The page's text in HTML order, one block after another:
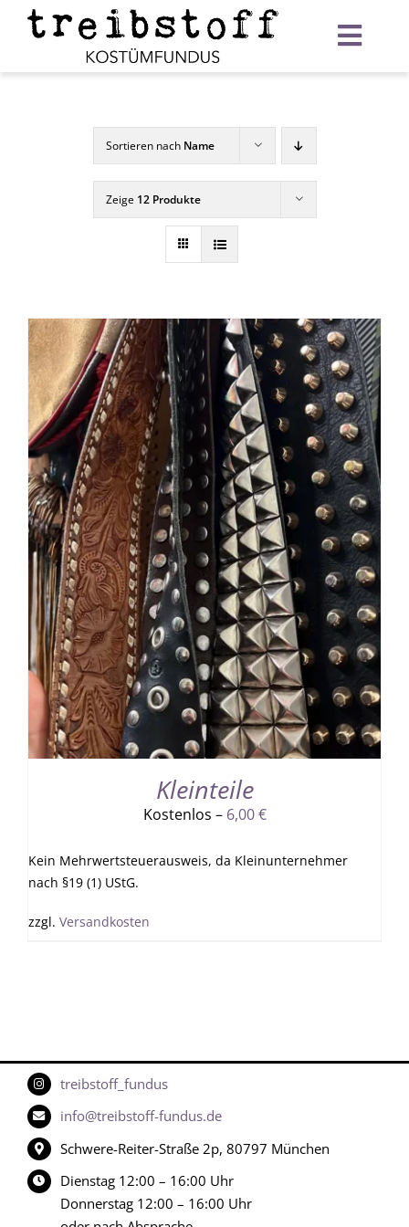
Inhalt
Sortieren nach Name
Zeige 12 Produkte
Kleinteile
Kostenlos – 6,00€
Kein Mehrwertsteuerausweis, da Kleinunternehmer
nach §19 (1) UStG.
zzgl. Versandkosten
treibstoff_fundus
info@treibstoff-fundus.de
Schwere-Reiter-Straße 2p, 80797 München
Dienstag 12:00 – 16:00 Uhr
Donnerstag 12:00 – 16:00 Uhr